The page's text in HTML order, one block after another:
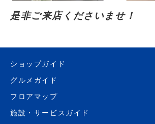
是非ご来店くださいませ！
ショップガイド
グルメガイド
フロアマップ
施設・サービスガイド